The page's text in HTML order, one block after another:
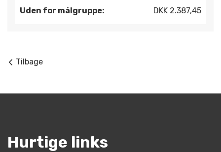
Uden for målgruppe: DKK 2.387,45
Tilbage
Hurtige links